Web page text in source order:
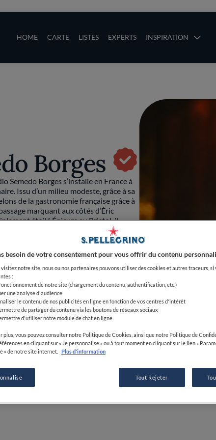
HOME CARTE LISTES EXPERTS INSPIRATION
Borges
Semedo Borges s’installe en France à
Issu d’un milieu modeste, grâce à sa
de la gastronomie française grâce à
marquant aux côtés d’Éric
étoilé Épicure au Bristol, il
pour plusieurs établissements,
comme sous-chef.
exécutif au Prince de Galles, en
une cuisine raffinée et
aujourd’hui comme un talent
pour sa cuisine technique et
à des touches inspirées de ses racines
de traiteur à Noisy-le-Grand.
sur M6,, lui a donné une grande
Décrocher un jour trois étoiles
Chef
besoin de votre consentement pour vous offrir du contenu
visitez notre site, nous ou nos partenaires pouvons utiliser des cookies et autres traceurs, si
:
de notre site (chargement du contenu, authentification, etc.)
une analyse d'audience
le contenu de nos publicités en ligne en fonction de vos centres d'intérêt
de partager du contenu via les boutons de réseaux sociaux
d'utiliser notre module de chat en ligne
plus, vous pouvez consulter notre Politique de Cookies, ainsi que notre Politique de
en cliquant sur « Je personnalise » ou à tout moment en cliquant sur le lien «
» de notre site internet.
Plus d'information
Tout Rejeter